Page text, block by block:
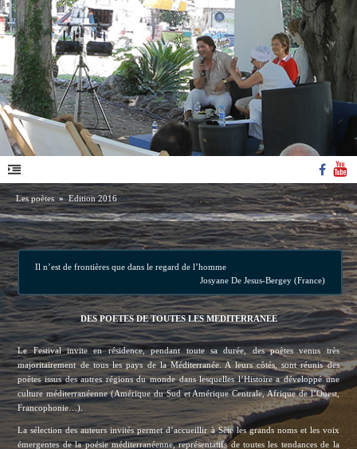
Les poètes » Edition 2016
Il n’est de frontières que dans le regard de l’homme
Josyane De Jesus-Bergey (France)
DES POETES DE TOUTES LES MEDITERRANEE
Le Festival invite en résidence, pendant toute sa durée, des poètes venus très
majoritairement de tous les pays de la Méditerranée. A leurs côtés, sont réunis des
poètes issus des autres régions du monde dans lesquelles l’Histoire a développé une
culture méditerranéenne (Amérique du Sud et Amérique Centrale, Afrique de l’Ouest,
Francophonie…).
La sélection des auteurs invités permet d’accueillir à Sète les grands noms et les voix
émergentes de la poésie méditerranéenne, représentatifs de toutes les tendances de la